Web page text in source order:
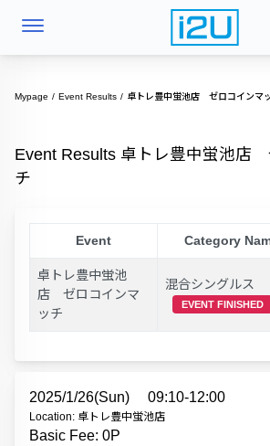
Mypage Event Results 卓トレ豊中蛍池店 ゼロコインマ
Event Results 卓トレ豊中蛍池店
チ
Event Category
卓トレ豊中蛍池
店 ゼロコインマ
ッチ
混合シングルス
EVENT FINISHED
2025/1/26(Sun) 09:10-12:00
Location: 卓トレ豊中蛍池店
Basic Fee: 0P